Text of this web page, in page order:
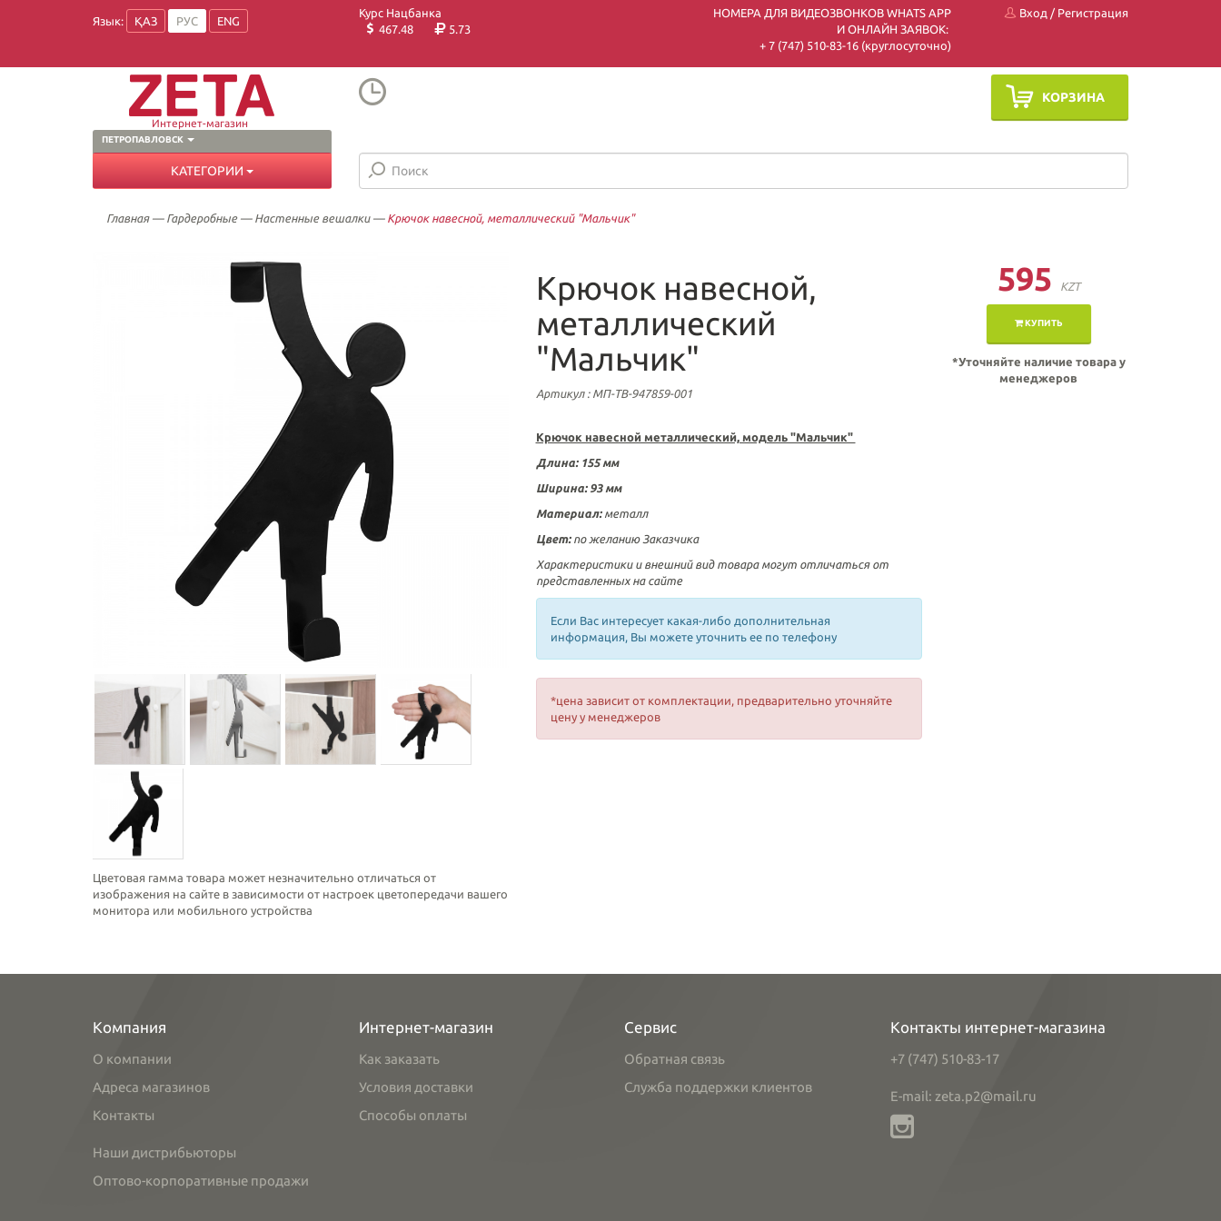
Язык: ҚАЗ РУС ENG
Курс Нацбанка
467.48
5.73
НОМЕРА ДЛЯ ВИДЕОЗВОНКОВ WHATS APP
И ОНЛАЙН ЗАЯВОК:
+ 7 (747) 510-83-16 (круглосуточно)
Вход / Регистрация
ПЕТРОПАВЛОВСК
Интернет-магазин
КОРЗИНА
КАТЕГОРИИ
Главная— Гардеробные— Настенные вешалки— Крючок навесной, металлический "Мальчик"
Цветовая гамма товара может незначительно отличаться от
изображения на сайте в зависимости от настроек цветопередачи вашего
монитора или мобильного устройства
595 KZT
КУПИТЬ
*Уточняйте наличие товара у
менеджеров
Крючок навесной,
металлический
"Мальчик"
Артикул: МП-ТВ-947859-001
Крючок навесной металлический, модель "Мальчик"
Длина: 155 мм
Ширина: 93 мм
Материал: металл
Цвет: по желанию Заказчика
Характеристики и внешний вид товара могут отличаться от
представленных на сайте
Если Вас интересует какая-либо дополнительная
информация, Вы можете уточнить ее по телефону
*цена зависит от комплектации, предварительно уточняйте
цену у менеджеров
Компания
О компании
Адреса магазинов
Контакты
Наши дистрибьюторы
Оптово-корпоративные продажи
Интернет-магазин
Как заказать
Условия доставки
Способы оплаты
Сервис
Обратная связь
Служба поддержки клиентов
Контакты интернет-магазина
+7 (747) 510-83-17
E-mail: zeta.p2@mail.ru